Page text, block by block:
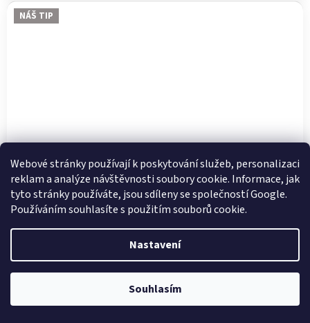
Webové stránky používají k poskytování služeb, personalizaci
reklam a analýze návštěvnosti soubory cookie. Informace, jak
tyto stránky používáte, jsou sdíleny se společností Google.
Používáním souhlasíte s použitím souborů cookie.
Nastavení
Souhlasím
NÁŠ TIP
Skladem